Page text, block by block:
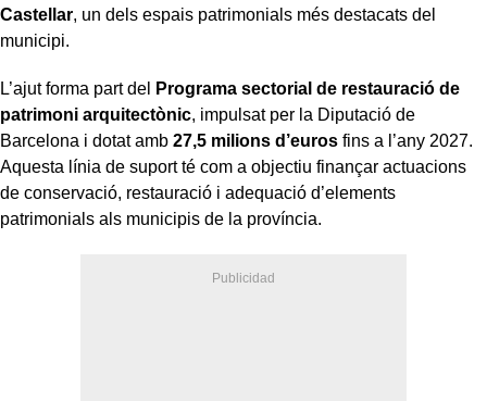
Castellar, un dels espais patrimonials més destacats del
municipi.
L’ajut forma part del
Programa sectorial de restauració de
patrimoni arquitectònic, impulsat per la Diputació de
Barcelona i dotat amb 27,5 milions d’euros fins a l’any 2027.
Aquesta línia de suport té com a objectiu finançar actuacions
de conservació, restauració i adequació d’elements
patrimonials als municipis de la província.